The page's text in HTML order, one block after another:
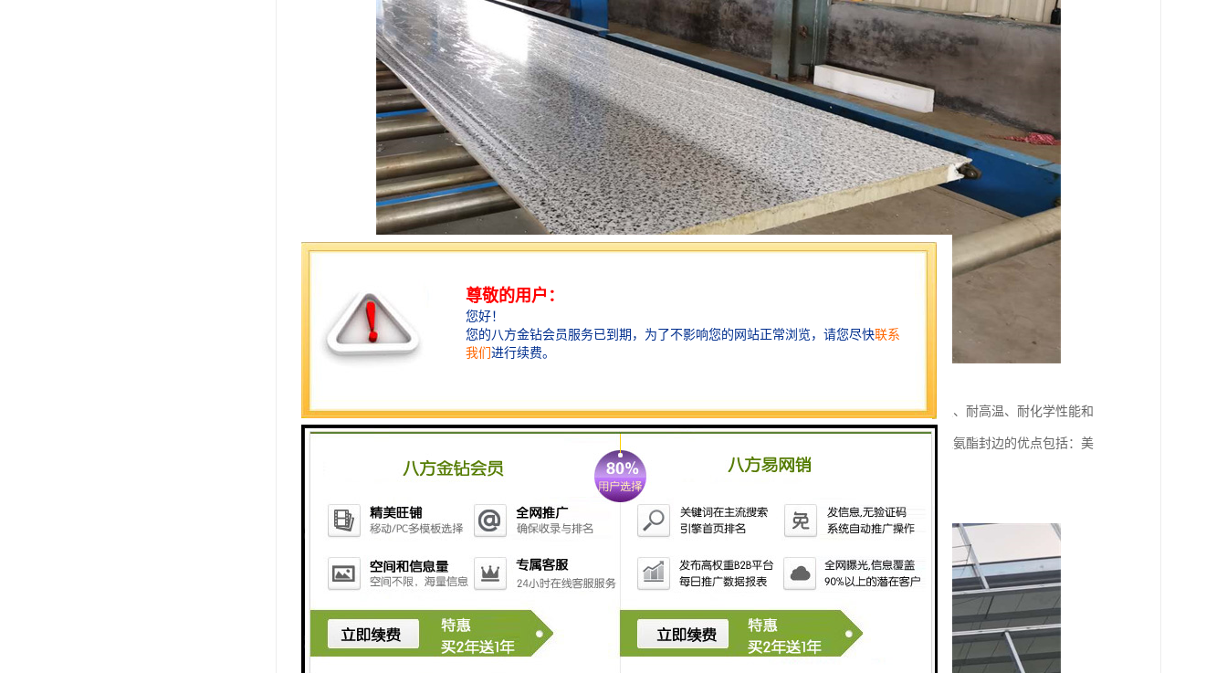
聚氨酯封边是指用聚氨酯材料对家具边缘进行封边处理。聚氨酯是一种高分子材料，具有优异的耐磨、耐腐蚀、耐高温、耐化学性能和
良好的柔韧性。在家具制造中，聚氨酯封边可以有效防止家具边缘受损、磨损和腐蚀，延长家具使用寿命。聚氨酯封边的优点包括：美
观、耐用、易清洁、不易变形等。